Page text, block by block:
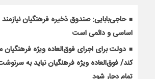
حاجی‌بابایی: صندوق ذخیره فرهنگیان
اساسی و دائمی است
دولت برای اجرای فوق‌العاده ویژه
کند/ فوق‌العاده ویژه فرهنگیان نباید به